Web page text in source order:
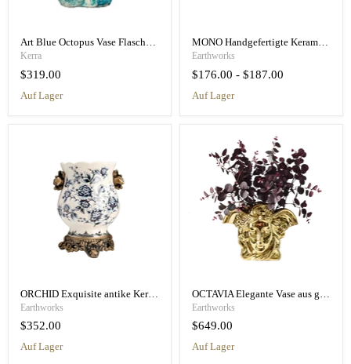
Art Blue Octopus Vase Flasche Blaue Keramikvase - Originaldesign
Kerra
$319.00
auf Lager
MONO Handgefertigte Keramikvase
Earthworks
$176.00 - $187.00
auf Lager
ORCHID Exquisite antike Keramikvase
Earthworks
$352.00
auf Lager
Earthworks
$649.00
auf Lager